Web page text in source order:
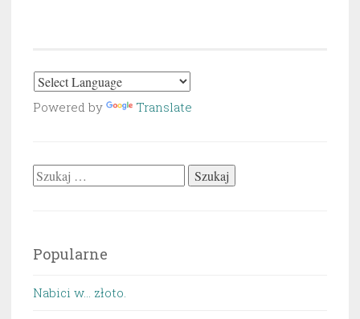
Powered by Translate
Szukaj:
Popularne
Nabici w... złoto.